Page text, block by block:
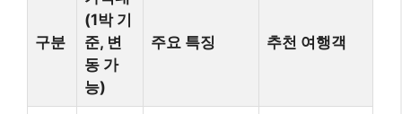
구분
(1박 기
준, 변
동 가
능)
주요 특징 추천 여행객